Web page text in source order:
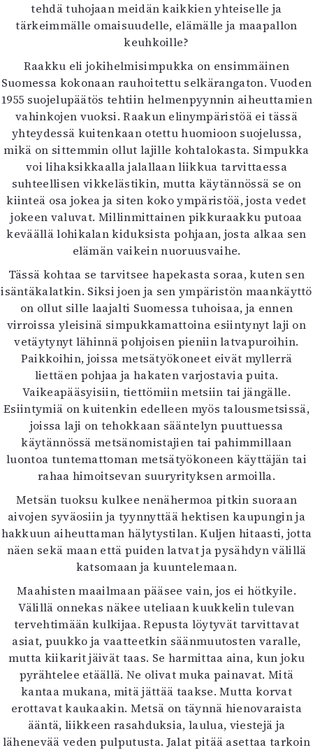
tehdä tuhojaan meidän kaikkien yhteiselle ja
tärkeimmälle omaisuudelle, elämälle ja maapallon
keuhkoille?
Raakku eli jokihelmisimpukka on ensimmäinen
Suomessa kokonaan rauhoitettu selkärangaton. Vuoden
1955 suojelupäätös tehtiin helmenpyynnin aiheuttamien
vahinkojen vuoksi. Raakun elinympäristöä ei tässä
yhteydessä kuitenkaan otettu huomioon suojelussa,
mikä on sittemmin ollut lajille kohtalokasta. Simpukka
voi lihaksikkaalla jalallaan liikkua tarvittaessa
suhteellisen vikkelästikin, mutta käytännössä se on
kiinteä osa jokea ja siten koko ympäristöä, josta vedet
jokeen valuvat. Millinmittainen pikkuraakku putoaa
keväällä lohikalan kiduksista pohjaan, josta alkaa sen
elämän vaikein nuoruusvaihe.
Tässä kohtaa se tarvitsee hapekasta soraa, kuten sen
isäntäkalatkin. Siksi joen ja sen ympäristön maankäyttö
on ollut sille laajalti Suomessa tuhoisaa, ja ennen
virroissa yleisinä simpukkamattoina esiintynyt laji on
vetäytynyt lähinnä pohjoisen pieniin latvapuroihin.
Paikkoihin, joissa metsätyökoneet eivät myllerrä
liettäen pohjaa ja hakaten varjostavia puita.
Vaikeapääsyisiin, tiettömiin metsiin tai jängälle.
Esiintymiä on kuitenkin edelleen myös talousmetsissä,
joissa laji on tehokkaan sääntelyn puuttuessa
käytännössä metsänomistajien tai pahimmillaan
luontoa tuntemattoman metsätyökoneen käyttäjän tai
rahaa himoitsevan suuryrityksen armoilla.
Metsän tuoksu kulkee nenähermoa pitkin suoraan
aivojen syväosiin ja tyynnyttää hektisen kaupungin ja
hakkuun aiheuttaman hälytystilan. Kuljen hitaasti, jotta
näen sekä maan että puiden latvat ja pysähdyn välillä
katsomaan ja kuuntelemaan.
Maahisten maailmaan pääsee vain, jos ei hötkyile.
Välillä onnekas näkee uteliaan kuukkelin tulevan
tervehtimään kulkijaa. Repusta löytyvät tarvittavat
asiat, puukko ja vaatteetkin säänmuutosten varalle,
mutta kiikarit jäivät taas. Se harmittaa aina, kun joku
pyrähtelee etäällä. Ne olivat muka painavat. Mitä
kantaa mukana, mitä jättää taakse. Mutta korvat
erottavat kaukaakin. Metsä on täynnä hienovaraista
ääntä, liikkeen rasahduksia, laulua, viestejä ja
lähenevää veden pulputusta. Jalat pitää asettaa tarkoin